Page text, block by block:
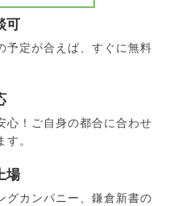
可
予定が合えば、すぐに無料
心！ご自身の都合に合わせ
。
場
グカンパニー、鎌倉新書の